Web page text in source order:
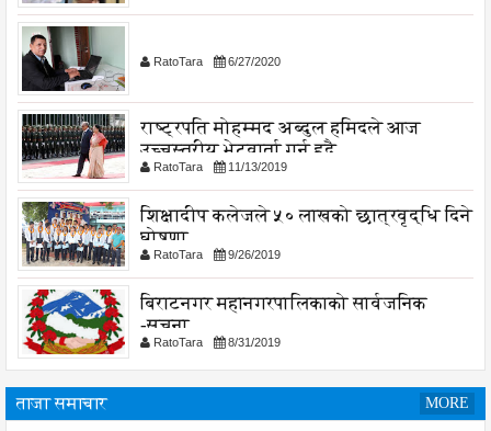
RatoTara 6/27/2020
राष्ट्रपति मोहम्मद अब्दुल हमिदले आज
उच्चस्तरीय भेटवार्ता गर्नु हुदै,
RatoTara 11/13/2019
शिक्षादीप कलेजले ५० लाखको छात्रवृद्धि दिने
घोषणा
RatoTara 9/26/2019
बिराटनगर महानगरपालिकाको सार्वजनिक
-सुचना
RatoTara 8/31/2019
ताजा समाचार MORE